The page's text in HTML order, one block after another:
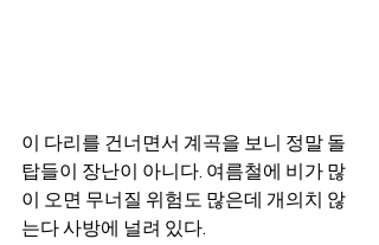
이 다리를 건너면서 계곡을 보니 정말 돌
탑들이 장난이 아니다. 여름철에 비가 많
이 오면 무너질 위험도 많은데 개의치 않
는다 사방에 널려 있다.